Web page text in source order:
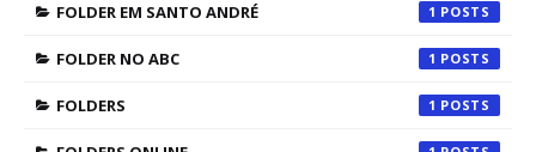
FOLDER EM SANTO ANDRÉ 1
FOLDER NO ABC 1
FOLDERS 1